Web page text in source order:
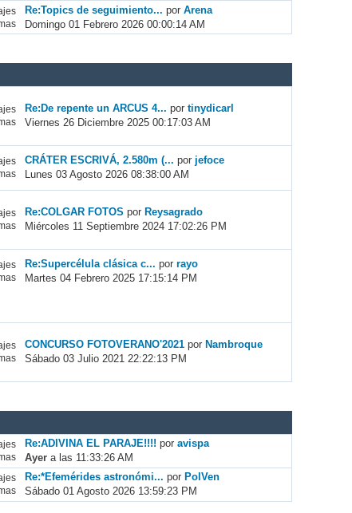
Re:Topics de seguimiento... porArena
Domingo 01 Febrero 2026 00:00:14 AM
Re:De repente un ARCUS 4... portinydicarl
Viernes 26 Diciembre 2025 00:17:03 AM
CRÁTER ESCRIVÁ, 2.580m (... por jefoce
Lunes 03 Agosto 2026 08:38:00 AM
Re:COLGAR FOTOS por Reysagrado
Miércoles 11 Septiembre 2024 17:02:26 PM
Re:Supercélula clásica c... porrayo
Martes 04 Febrero 2025 17:15:14 PM
CONCURSO FOTOVERANO'2021 por Nambroque
Sábado 03 Julio 2021 22:22:13 PM
Re:ADIVINA EL PARAJE!!!! poravispa
Ayer a las 11:33:26 AM
Re:*Efemérides astronómi... por PolVen
Sábado 01 Agosto 2026 13:59:23 PM